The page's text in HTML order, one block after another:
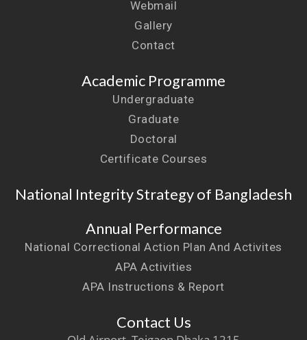
Webmail
Gallery
Contact
Academic Programme
Undergraduate
Graduate
Doctoral
Certificate Courses
National Integrity Strategy of Bangladesh
Annual Performance
National Correctional Action Plan And Activites
APA Activities
APA Instructions & Report
Contact Us